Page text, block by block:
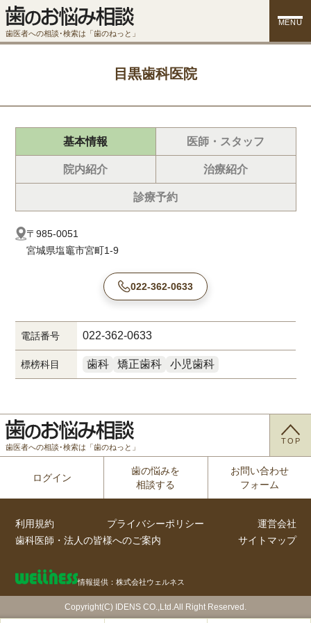
歯医者への相談･検索は「歯のねっと」
MENU
目黒歯科医院
基本情報 医師・スタッフ
院内紹介 治療紹介
診療予約
〒985-0051
宮城県塩竈市宮町1-9
022-362-0633
電話番号 022-362-0633
標榜科目 歯科 矯正歯科 小児歯科
歯医者への相談･検索は「歯のねっと」
TOP
ログイン
歯の悩みを
相談する
お問い合わせ
フォーム
利用規約 プライバシーポリシー
運営会社
歯科医師・法人の皆様へのご案内
サイトマップ
情報提供：株式会社ウェルネス
Copyright(C) IDENS CO.,Ltd.All Right Reserved.